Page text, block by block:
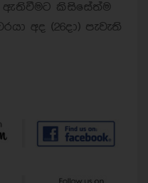
ඇතිවීමට කිසිසේත්ම
අද (26දා) පැවැති